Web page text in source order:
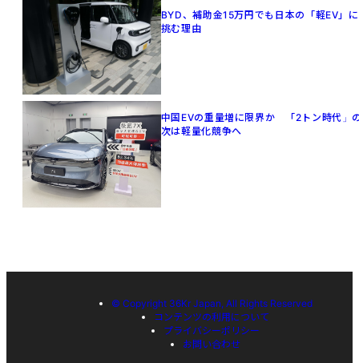
BYD、補助金15万円でも日本の「軽EV」に
挑む理由
中国EVの重量増に限界か 「2トン時代」
次は軽量化競争へ
© Copyright 36Kr Japan, All Rights Reserved
コンテンツの利用について
プライバシーポリシー
お問い合わせ